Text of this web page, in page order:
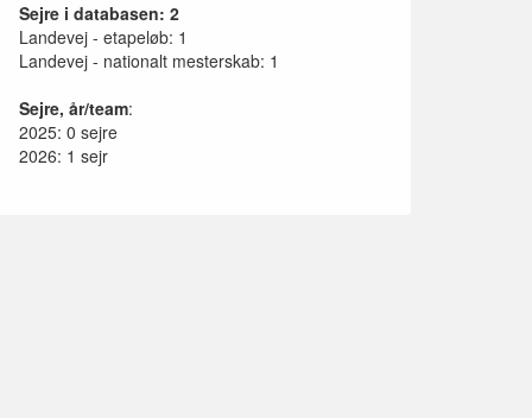
Sejre i databasen: 2
Landevej - etapeløb: 1
Landevej - nationalt mesterskab: 1
Sejre, år/team:
2025: 0 sejre
2026: 1 sejr